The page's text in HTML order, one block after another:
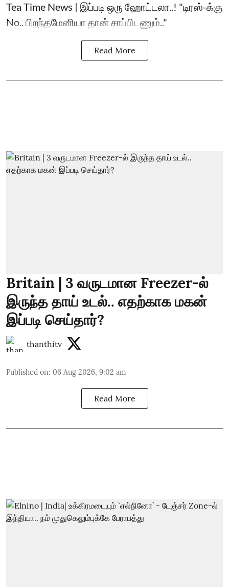
Tea Time News | இப்படி ஒரு ஹோட்டலா..! "டிரஸ்-க்கு
No.. பிறந்தமேனியா தான் சாப்பிடணும்.."
Read More
Britain | 3 வருடமான Freezer-ல்
இருந்த தாய் உடல்.. எதற்காக மகன்
இப்படி செய்தார்?
thanthitv
Published on: 06 Aug 2026, 9:02 am
Read More